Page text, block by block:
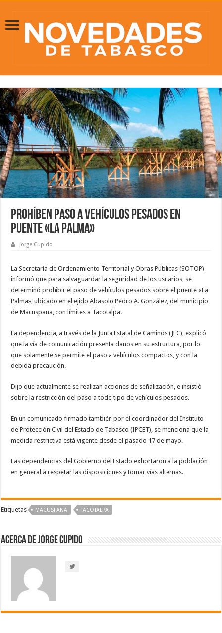
Prohíben paso a vehículos pesados en
puente «La Palma»
Jorge Cupido
La Secretaría de Ordenamiento Territorial y Obras Públicas (SOTOP)
informó que para salvaguardar la seguridad de los usuarios, se
determinó prohibir el paso de vehículos pesados sobre el puente «La
Palma», ubicado en el ejido Abasolo Pedro A. González, del municipio
de Macuspana, con límites a Tacotalpa.
La dependencia, a través de la Junta Estatal de Caminos (JEC), explicó
que la vía de comunicación presenta daños en su estructura, por lo
que solamente se permite el paso a vehículos compactos, y con la
debida precaución.
Dijo que actualmente se realizan acciones de señalización, e insistió
sobre la restricción del paso a todo tipo de vehículos pesados.
En un comunicado firmado también por el coordinador del Instituto
de Protección Civil del Estado de Tabasco (IPCET), se menciona que la
medida restrictiva está vigente desde el pasado 17 de mayo.
Las dependencias del Gobierno del Estado exhortaron a la población
en general a respetar las disposiciones y tomar vías alternas.
Etiquetas MACUSPANA TACOTALPA
Acerca de Jorge Cupido